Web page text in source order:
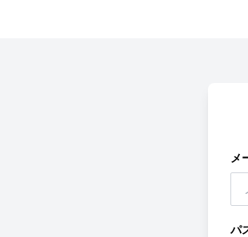
メ
パ